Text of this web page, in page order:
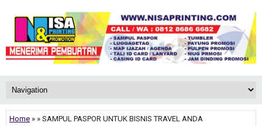
Home » » SAMPUL PASPOR UNTUK BISNIS TRAVEL ANDA